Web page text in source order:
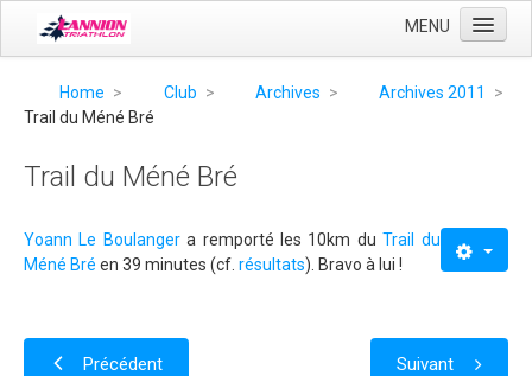
MENU
Club
Entrainement
Liens
Home > Club > Archives > Archives 2011
>
Trail du Méné Bré
Trail du Méné Bré
Yoann Le Boulangera remporté les 10km duTrail du
Méné Bré en 39 minutes (cf. résultats). Bravo à lui !
Précédent Suivant